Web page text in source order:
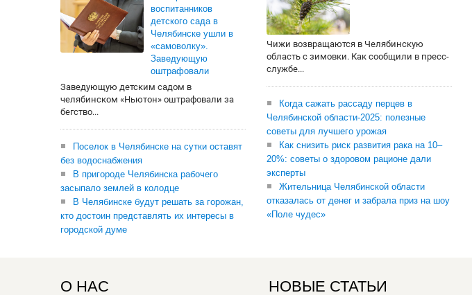
воспитанников
детского сада в
Челябинске ушли в
«самоволку».
Заведующую
оштрафовали
Заведующую детским садом в
челябинском «Ньютон» оштрафовали за
бегство...
Поселок в Челябинске на сутки оставят
без водоснабжения
В пригороде Челябинска рабочего
засыпало землей в колодце
В Челябинске будут решать за горожан,
кто достоин представлять их интересы в
городской думе
Чижи возвращаются в Челябинскую
область с зимовки. Как сообщили в пресс-
службе...
Когда сажать рассаду перцев в
Челябинской области-2025: полезные
советы для лучшего урожая
Как снизить риск развития рака на 10–
20%: советы о здоровом рационе дали
эксперты
Жительница Челябинской области
отказалась от денег и забрала приз на шоу
«Поле чудес»
О НАС НОВЫЕ СТАТЬИ